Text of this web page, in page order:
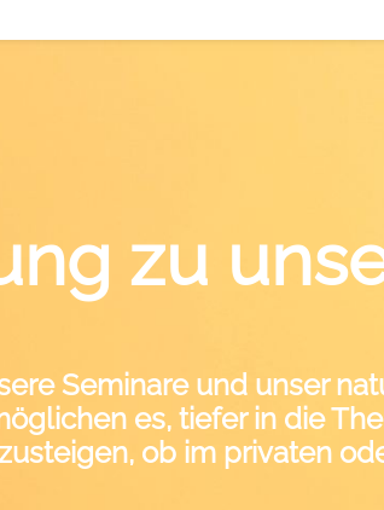
zu
Seminare und unser
es, tiefer in die
ob im privaten